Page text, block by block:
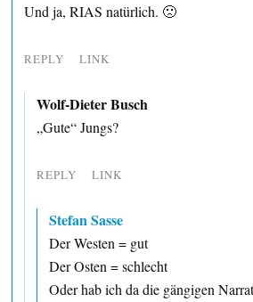
Und ja, RIAS natürlich. 🙁
REPLY LINK
Wolf-Dieter Busch
„Gute“ Jungs?
REPLY LINK
Stefan Sasse
Der Westen = gut
Der Osten = schlecht
Oder hab ich da die gängigen